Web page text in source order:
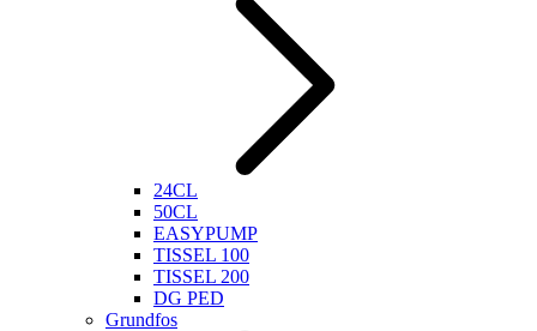
24CL
50CL
EASYPUMP
TISSEL 100
TISSEL 200
DG PED
Grundfos